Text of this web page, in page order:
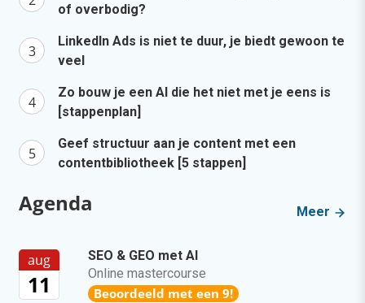
of overbodig?
LinkedIn Ads is niet te duur, je biedt gewoon te
veel
Zo bouw je een AI die het niet met je eens is
[stappenplan]
Geef structuur aan je content met een
contentbibliotheek [5 stappen]
Agenda Meer
aug
11
SEO & GEO met AI
Online mastercourse
Beoordeeld met een 9!